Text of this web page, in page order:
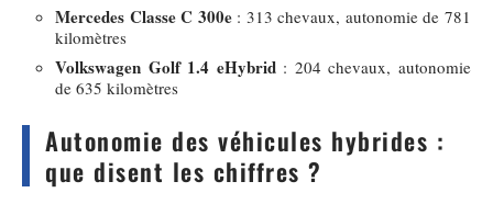
Mercedes Classe C 300e: 313 chevaux, autonomie de 781
kilomètres
Volkswagen Golf 1.4 eHybrid: 204 chevaux, autonomie
de 635 kilomètres
Autonomie des véhicules hybrides :
que disent les chiffres ?